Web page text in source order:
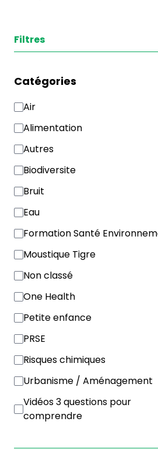
Filtres
Catégories
Air
Alimentation
Autres
Biodiversite
Bruit
Eau
Formation Santé
Moustique Tigre
Non classé
One Health
Petite enfance
PRSE
Risques chimiques
Urbanisme / Aménagement
Vidéos 3 questions pour
comprendre